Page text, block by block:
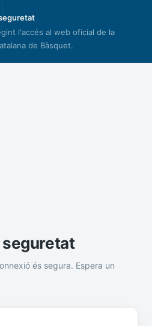
l'accés al web oficial de la
de Bàsquet.
és segura. Espera un